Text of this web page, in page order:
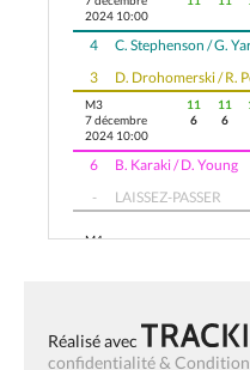
2024 10:00
4
C. Stephenson / G.
3
D. Drohomerski / R.
M3
7 décembre
2024 10:00
11
6
11
6
6
B. Karaki / D. Young
-
LAISSEZ-PASSER
M4
Réalisé avec
confidentialité &